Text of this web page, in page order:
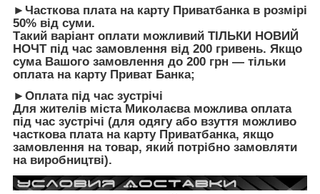
►Часткова плата на карту Приватбанка в розмірі
50% від суми.
Такий варіант оплати можливий ТІЛЬКИ НОВИЙ
НОЧТ під час замовлення від 200 гривень. Якщо
сума Вашого замовлення до 200 грн — тільки
оплата на карту Приват Банка;
►Оплата під час зустрічі
Для жителів міста Миколаєва можлива оплата
під час зустрічі (для одягу або взуття можливо
часткова плата на карту Приватбанка, якщо
замовлення на товар, який потрібно замовляти
на виробництві).